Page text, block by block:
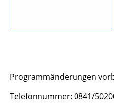
Programmänderungen
Telefonnummer: 0841/